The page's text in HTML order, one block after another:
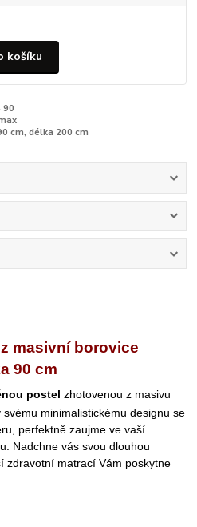
košíku
90
cm, délka 200 cm
masivní borovice
90 cm
postelzhotovenou z masivu
svému minimalistickému designu se
, perfektně zaujme ve vaší
Nadchne vás svou dlouhou
zdravotní matrací Vám poskytne